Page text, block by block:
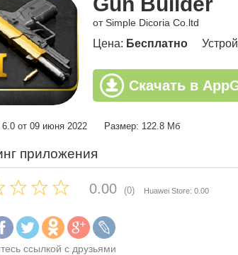
от Simple Dicoria Co.ltd
Цена: Бесплатно
Скачать в
6.0 от 09 июня 2022 Размер: 122.8 Мб
приложения
0.00 (0) Huawei Store: 0.00
ссылкой с друзьями